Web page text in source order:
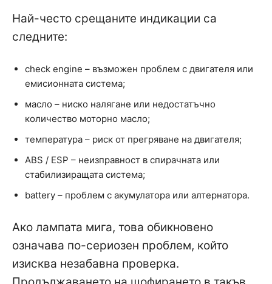
Най-често срещаните индикации са
следните:
check engine – възможен проблем с двигателя или
емисионната система;
масло – ниско налягане или недостатъчно
количество моторно масло;
температура – риск от прегряване на двигателя;
ABS / ESP – неизправност в спирачната или
стабилизиращата система;
battery – проблем с акумулатора или алтернатора.
Ако лампата мига, това обикновено
означава по-сериозен проблем, който
изисква незабавна проверка.